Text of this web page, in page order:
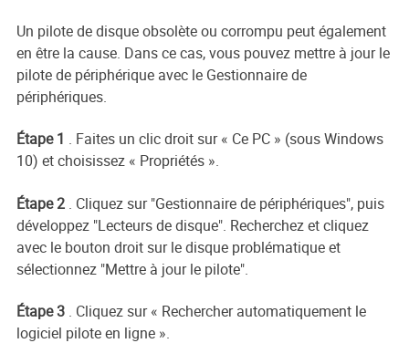
Un pilote de disque obsolète ou corrompu peut également
en être la cause. Dans ce cas, vous pouvez mettre à jour le
pilote de périphérique avec le Gestionnaire de
périphériques.
Étape 1 . Faites un clic droit sur « Ce PC » (sous Windows
10) et choisissez « Propriétés ».
Étape 2. Cliquez sur "Gestionnaire de périphériques", puis
développez "Lecteurs de disque". Recherchez et cliquez
avec le bouton droit sur le disque problématique et
sélectionnez "Mettre à jour le pilote".
Étape 3. Cliquez sur « Rechercher automatiquement le
logiciel pilote en ligne ».